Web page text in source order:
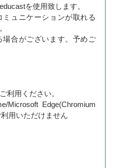
を使用致します。
ュニケーションが取れる
合がございます。予めご
利用ください。
Microsoft Edge(Chromium
用いただけません